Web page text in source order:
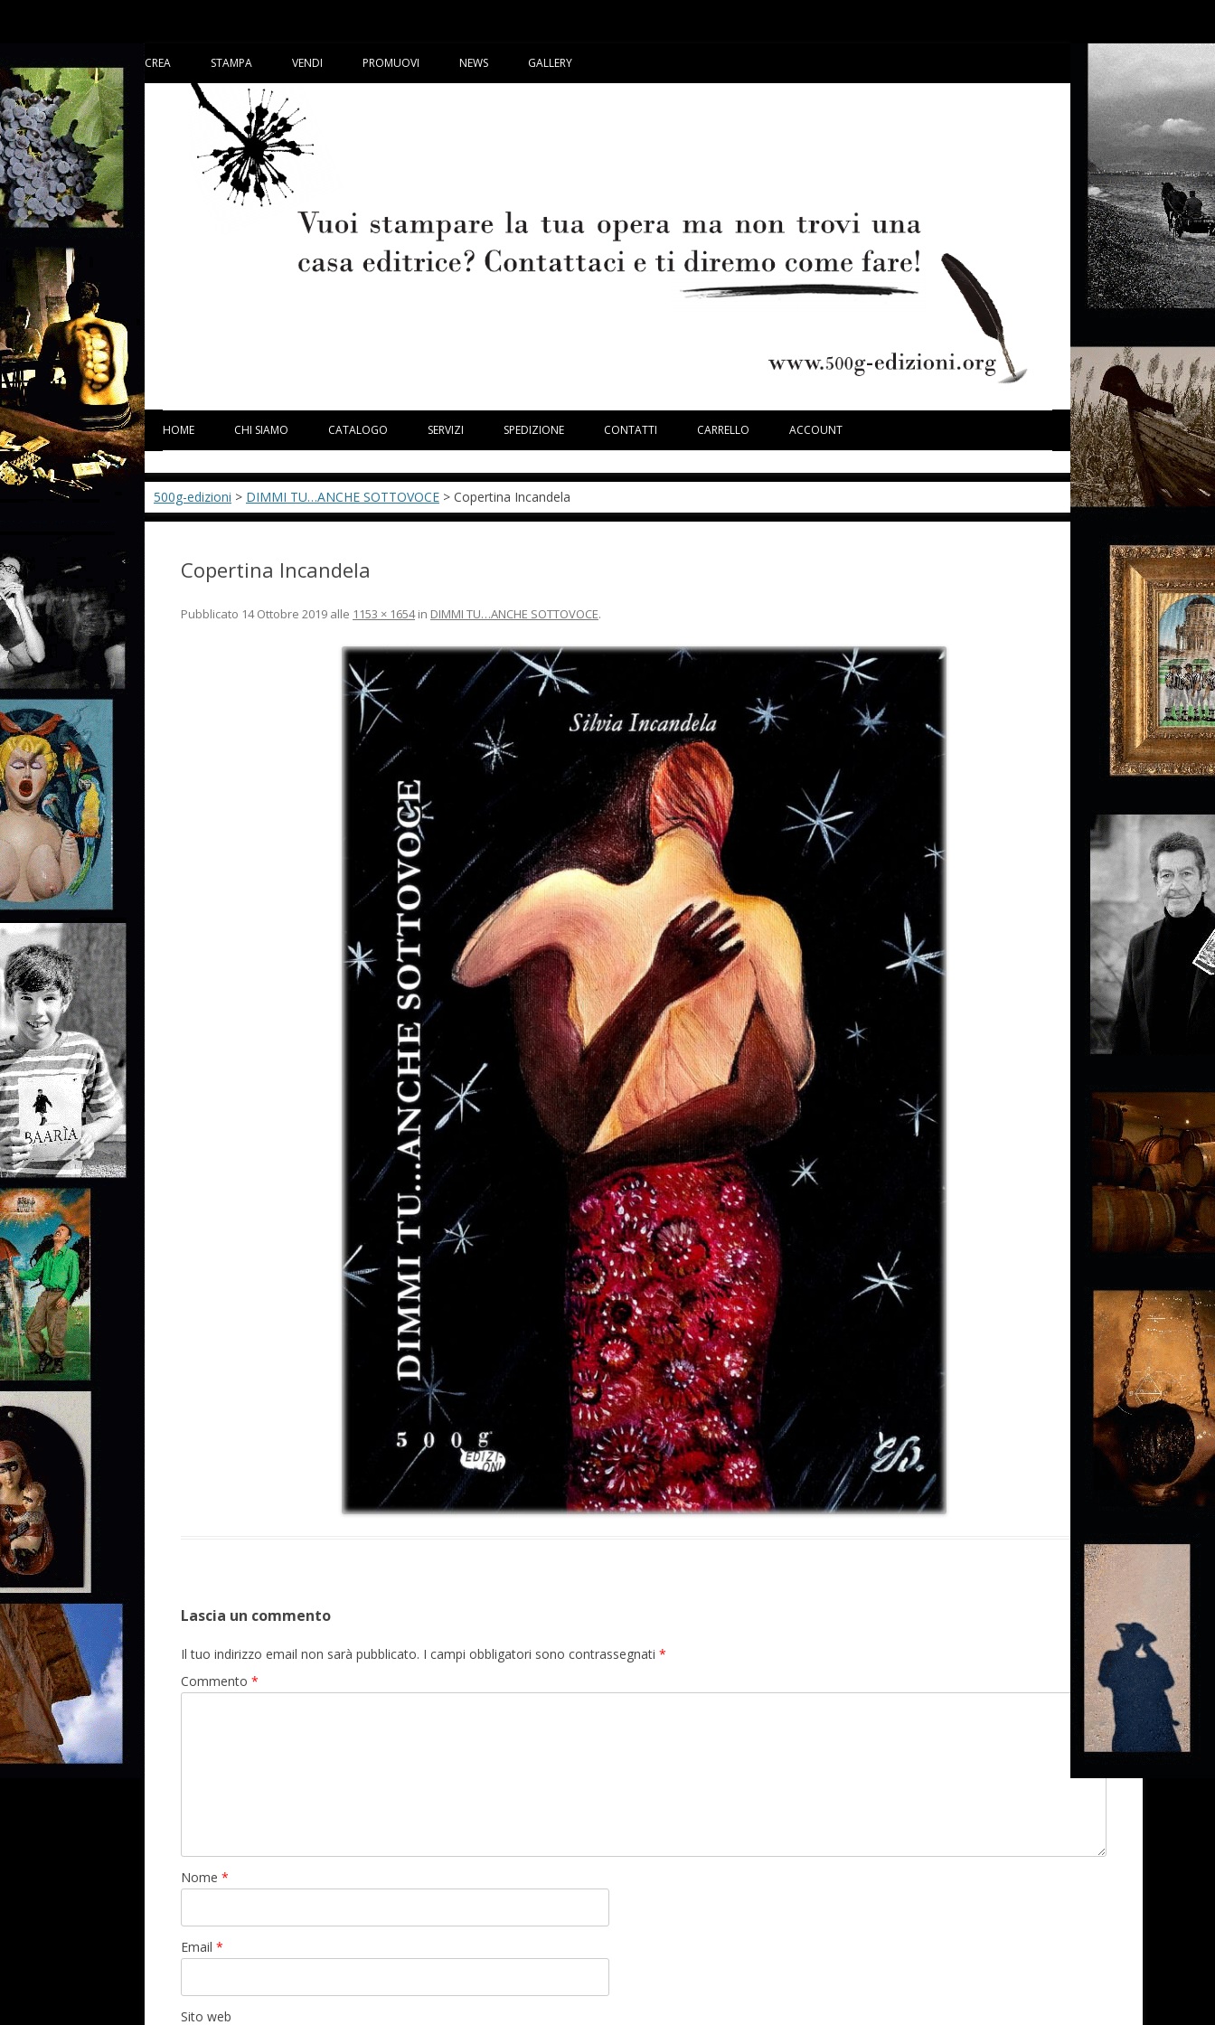
CREA STAMPA VENDI PROMUOVI NEWS GALLERY
Vai al contenuto
HOME CHI SIAMO CATALOGO SERVIZI SPEDIZIONE CONTATTI CARRELLO ACCOUNT
500g-edizioni > DIMMI TU…ANCHE SOTTOVOCE > Copertina Incandela
Copertina Incandela
Pubblicato 14 Ottobre 2019 alle 1153 × 1654in DIMMI TU…ANCHE SOTTOVOCE.
Lascia un commento
Il tuo indirizzo email non sarà pubblicato. I campi obbligatori sono contrassegnati *
Commento *
Nome *
Email *
Sito web